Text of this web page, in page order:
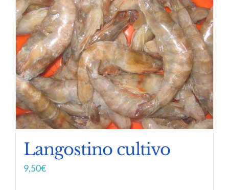
Langostino cultivo
9,50€